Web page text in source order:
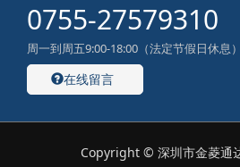
0755-27579310
周一到周五9:00-18:00（法定节假日休息）
在线留言
Copyright © 深圳市金菱通